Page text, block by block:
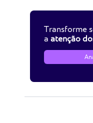
Transforme
a atenção